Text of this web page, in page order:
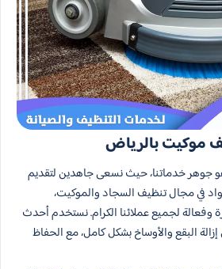
موكيت بالرياض
جوهر خدماتنا، حيث نسعى جاهدين لتقديم
في مجال تنظيف السجاد والموكيت،
وفعالة لجميع عملائنا الكرام. نستخدم أحدث
البقع والأوساخ بشكل كامل، مع الحفاظ